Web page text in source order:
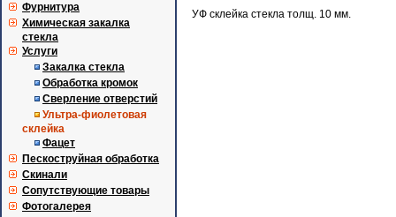
Фурнитура
Химическая закалка
стекла
Услуги
Закалка стекла
Обработка кромок
Сверление отверстий
Ультра-фиолетовая
склейка
Фацет
Пескоструйная обработка
Скинали
Сопутствующие товары
Фотогалерея
УФ склейка стекла толщ. 10 мм.